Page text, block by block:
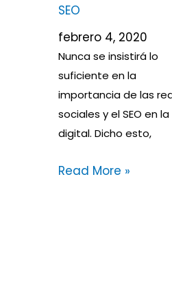
SEO
febrero 4, 2020
Nunca se insistirá lo
suficiente en la
importancia de las
sociales y el SEO en
digital. Dicho esto,
Read More »